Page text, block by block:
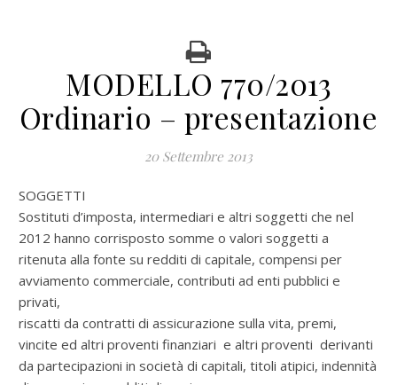
MODELLO 770/2013
Ordinario – presentazione
20 Settembre 2013
SOGGETTI
Sostituti d’imposta, intermediari e altri soggetti che nel
2012 hanno corrisposto somme o valori soggetti a
ritenuta alla fonte su redditi di capitale, compensi per
avviamento commerciale, contributi ad enti pubblici e
privati,
riscatti da contratti di assicurazione sulla vita, premi,
vincite ed altri proventi finanziari e altri proventi derivanti
da partecipazioni in società di capitali, titoli atipici, indennità